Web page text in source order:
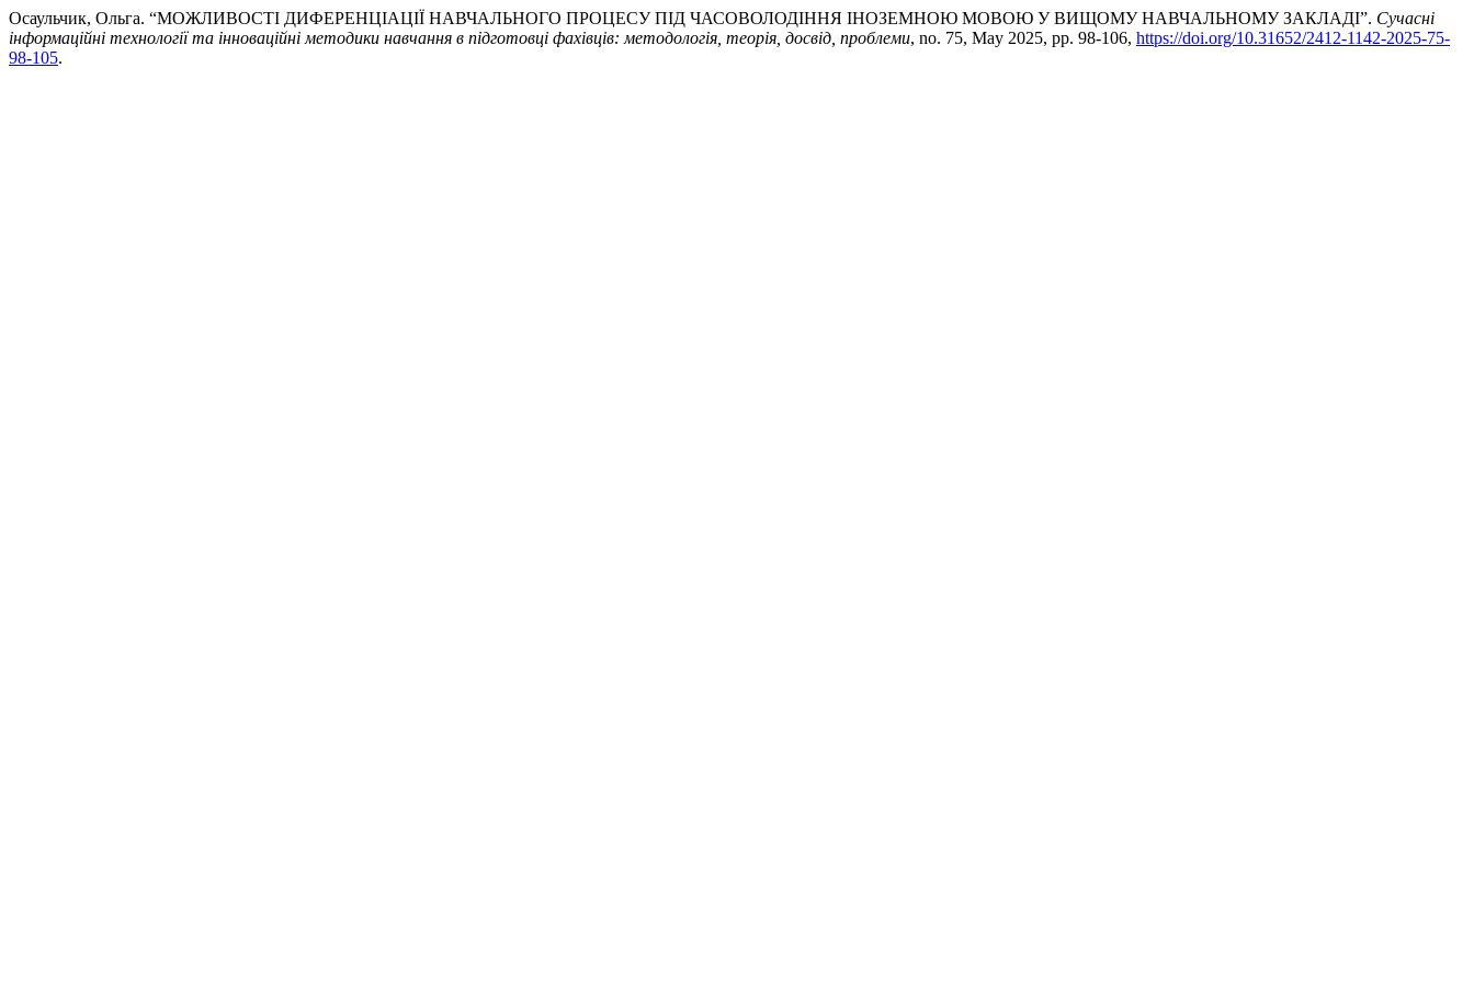
Осаульчик, Ольга. “МОЖЛИВОСТІ ДИФЕРЕНЦІАЦІЇ НАВЧАЛЬНОГО ПРОЦЕСУ ПІД ЧАСОВОЛОДІННЯ ІНОЗЕМНОЮ МОВОЮ У ВИЩОМУ НАВЧАЛЬНОМУ ЗАКЛАДІ”. Сучасні
інформаційні технології та інноваційні методики навчання в підготовці фахівців: методологія, теорія, досвід, проблеми, no. 75, May 2025, pp. 98-106, https://doi.org/10.31652/2412-1142-2025-75-
98-105.